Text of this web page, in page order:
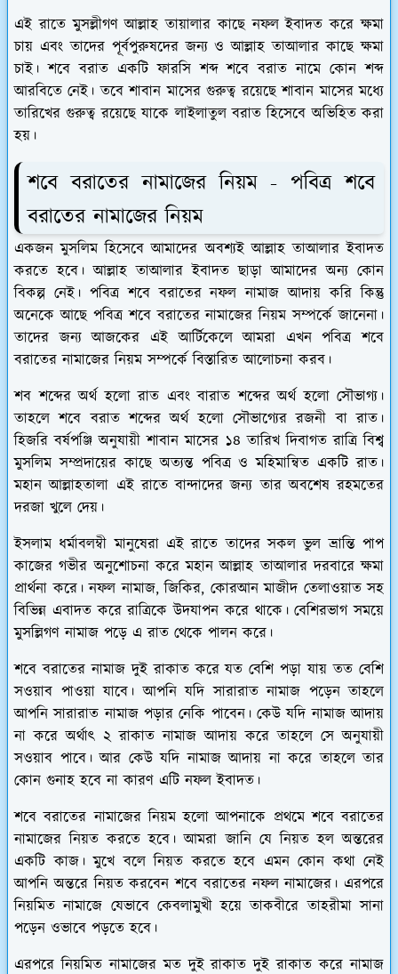
এই রাতে মুসল্লীগণ আল্লাহ তায়ালার কাছে নফল ইবাদত করে ক্ষমা
চায় এবং তাদের পূর্বপুরুষদের জন্য ও আল্লাহ তাআলার কাছে ক্ষমা
চাই। শবে বরাত একটি ফারসি শব্দ শবে বরাত নামে কোন শব্দ
আরবিতে নেই। তবে শাবান মাসের গুরুত্ব রয়েছে শাবান মাসের মধ্যে
তারিখের গুরুত্ব রয়েছে যাকে লাইলাতুল বরাত হিসেবে অভিহিত করা
হয়।
শবে বরাতের নামাজের নিয়ম - পবিত্র শবে
বরাতের নামাজের নিয়ম
একজন মুসলিম হিসেবে আমাদের অবশ্যই আল্লাহ তাআলার ইবাদত
করতে হবে। আল্লাহ তাআলার ইবাদত ছাড়া আমাদের অন্য কোন
বিকল্প নেই। পবিত্র শবে বরাতের নফল নামাজ আদায় করি কিন্তু
অনেকে আছে পবিত্র শবে বরাতের নামাজের নিয়ম সম্পর্কে জানেনা।
তাদের জন্য আজকের এই আর্টিকেলে আমরা এখন পবিত্র শবে
বরাতের নামাজের নিয়ম সম্পর্কে বিস্তারিত আলোচনা করব।
শব শব্দের অর্থ হলো রাত এবং বারাত শব্দের অর্থ হলো সৌভাগ্য।
তাহলে শবে বরাত শব্দের অর্থ হলো সৌভাগ্যের রজনী বা রাত।
হিজরি বর্ষপঞ্জি অনুযায়ী শাবান মাসের ১৪ তারিখ দিবাগত রাত্রি বিশ্ব
মুসলিম সম্প্রদায়ের কাছে অত্যন্ত পবিত্র ও মহিমান্বিত একটি রাত।
মহান আল্লাহতালা এই রাতে বান্দাদের জন্য তার অবশেষ রহমতের
দরজা খুলে দেয়।
ইসলাম ধর্মাবলম্বী মানুষেরা এই রাতে তাদের সকল ভুল ভ্রান্তি পাপ
কাজের গভীর অনুশোচনা করে মহান আল্লাহ তাআলার দরবারে ক্ষমা
প্রার্থনা করে। নফল নামাজ, জিকির, কোরআন মাজীদ তেলাওয়াত সহ
বিভিন্ন এবাদত করে রাত্রিকে উদযাপন করে থাকে। বেশিরভাগ সময়ে
মুসল্লিগণ নামাজ পড়ে এ রাত থেকে পালন করে।
শবে বরাতের নামাজ দুই রাকাত করে যত বেশি পড়া যায় তত বেশি
সওয়াব পাওয়া যাবে। আপনি যদি সারারাত নামাজ পড়েন তাহলে
আপনি সারারাত নামাজ পড়ার নেকি পাবেন। কেউ যদি নামাজ আদায়
না করে অর্থাৎ ২ রাকাত নামাজ আদায় করে তাহলে সে অনুযায়ী
সওয়াব পাবে। আর কেউ যদি নামাজ আদায় না করে তাহলে তার
কোন গুনাহ হবে না কারণ এটি নফল ইবাদত।
শবে বরাতের নামাজের নিয়ম হলো আপনাকে প্রথমে শবে বরাতের
নামাজের নিয়ত করতে হবে। আমরা জানি যে নিয়ত হল অন্তরের
একটি কাজ। মুখে বলে নিয়ত করতে হবে এমন কোন কথা নেই
আপনি অন্তরে নিয়ত করবেন শবে বরাতের নফল নামাজের। এরপরে
নিয়মিত নামাজে যেভাবে কেবলামুখী হয়ে তাকবীরে তাহরীমা সানা
পড়েন ওভাবে পড়তে হবে।
এরপরে নিয়মিত নামাজের মত দুই রাকাত দুই রাকাত করে নামাজ